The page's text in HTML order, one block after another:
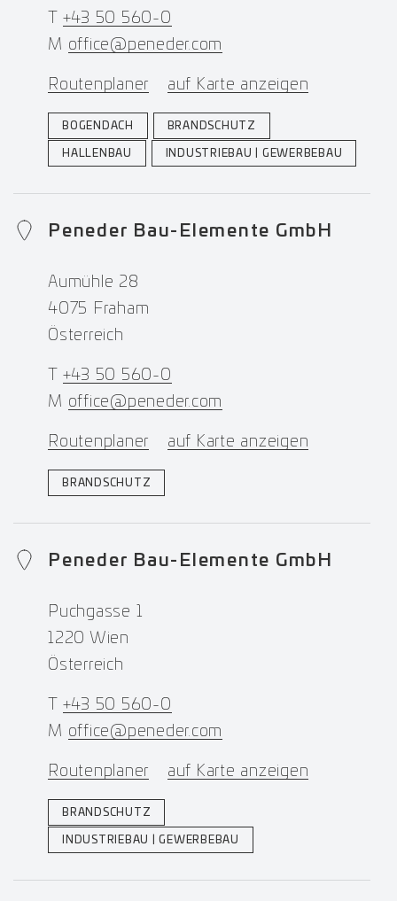
+43 50 560-0
M office@peneder.com
Routenplaner auf Karte anzeigen
BOGENDACH BRANDSCHUTZ
HALLENBAU INDUSTRIEBAU | GEWERBEBAU
Peneder Bau-Elemente GmbH
Aumühle 28
4075 Fraham
Österreich
+43 50 560-0
M office@peneder.com
Routenplaner auf Karte anzeigen
BRANDSCHUTZ
Peneder Bau-Elemente GmbH
Puchgasse 1
1220 Wien
Österreich
+43 50 560-0
M office@peneder.com
Routenplaner auf Karte anzeigen
BRANDSCHUTZ
INDUSTRIEBAU | GEWERBEBAU